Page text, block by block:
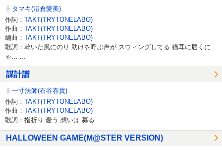
タマキ(沼倉愛美)
作詞： TAKT(TRYTONELABO)
作曲： TAKT(TRYTONELABO)
編曲： TAKT(TRYTONELABO)
歌詞：乾いた風にのり 助けを呼ぶ声が スウィングしてる 猫耳に届くに
ゃ… ...
謀計譜
一寸法師(石谷春貴)
作詞： TAKT(TRYTONELABO)
作曲： TAKT(TRYTONELABO)
歌詞：指折り 憂う 想いは 募る ...
HALLOWEEN GAME(M@STER VERSION)